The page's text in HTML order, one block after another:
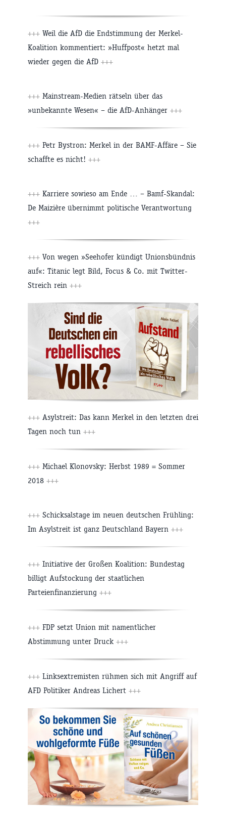
+++ Weil die AfD die Endstimmung der Merkel-
Koalition kommentiert: »Huffpost« hetzt mal
wieder gegen die AfD +++
+++ Mainstream-Medien rätseln über das
»unbekannte Wesen« – die AfD-Anhänger +++
+++ Petr Bystron: Merkel in der BAMF-Affäre – Sie
schaffte es nicht! +++
+++ Karriere sowieso am Ende … – Bamf-Skandal:
De Maizière übernimmt politische Verantwortung
+++
+++ Von wegen »Seehofer kündigt Unionsbündnis
auf«: Titanic legt Bild, Focus & Co. mit Twitter-
Streich rein +++
+++ Asylstreit: Das kann Merkel in den letzten drei
Tagen noch tun +++
+++ Michael Klonovsky: Herbst 1989 = Sommer
2018 +++
+++ Schicksalstage im neuen deutschen Frühling:
Im Asylstreit ist ganz Deutschland Bayern +++
+++ Initiative der Großen Koalition: Bundestag
billigt Aufstockung der staatlichen
Parteienfinanzierung +++
+++ FDP setzt Union mit namentlicher
Abstimmung unter Druck +++
+++ Linksextremisten rühmen sich mit Angriff auf
AFD Politiker Andreas Lichert +++